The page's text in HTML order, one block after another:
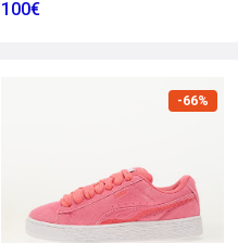
100€
-66%